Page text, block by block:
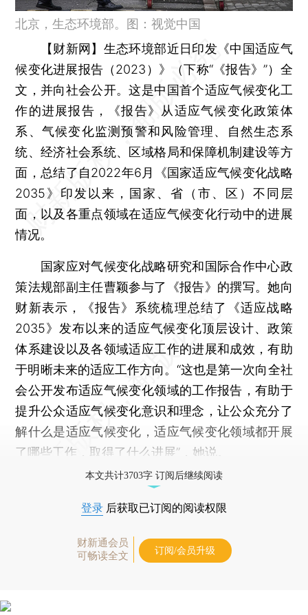
北京，生态环境部。图：视觉中国
【财新网】 生态环境部近日印发《中国适应气
候变化进展报告（2023）》（下称“《报告》”）全
文，并向社会公开。这是中国首个适应气候变化工
作的进展报告，《报告》从适应气候变化政策体
系、气候变化监测预警和风险管理、自然生态系
统、经济社会系统、区域格局和保障机制建设等方
面，总结了自2022年6月《国家适应气候变化战略
2035》印发以来，国家、省（市、区）不同层
面，以及各重点领域在适应气候变化行动中的进展
情况。
国家应对气候变化战略研究和国际合作中心政
策法规部副主任曹颖参与了《报告》的撰写。她向
财新表示，《报告》系统梳理总结了《适应战略
2035》发布以来的适应气候变化顶层设计、政策
体系建设以及各领域适应工作的进展和成效，有助
于明晰未来的适应工作方向。“这也是第一次向全社
会公开发布适应气候变化领域的工作报告，有助于
提升公众适应气候变化意识和理念，让公众充分了
解什么是适应气候变化，适应气候变化领域都开展
了哪些工作，取得了什么进展”，她说。
本文共计3703字 订阅后继续阅读
登录 后获取已订阅的阅读权限
财新通会员
可畅读全文
订阅/会员升级